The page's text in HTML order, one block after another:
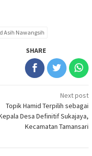
Asih Nawangsih
SHARE
Next post
Topik Hamid Terpilih sebagai
Desa Definitif Sukajaya,
Kecamatan Tamansari